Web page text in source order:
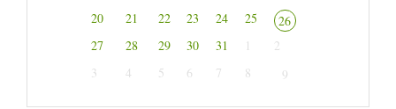
20
21 22 23 24 25
26
27
28 29 30 31 1
2
3
4 5 6 7 8 9